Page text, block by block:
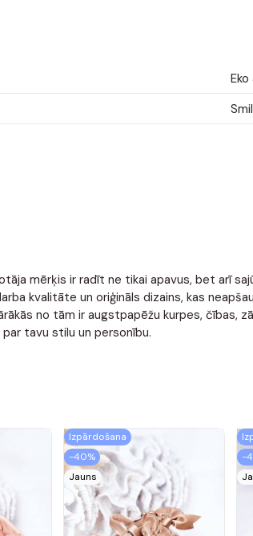
Eko
mērķis ir radīt ne tikai apavus, bet arī
kvalitāte un oriģināls dizains, kas
no tām ir augstpapēžu kurpes, čības,
tavu stilu un personību.
Izpārdošana
-40%
Jauns
-